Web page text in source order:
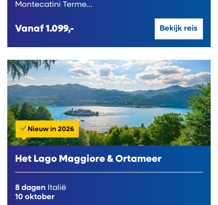
Montecatini Terme...
Vanaf 1.099,- Bekijk reis
Nieuw in 2026
Het Lago Maggiore & Ortameer
8 dagen Italië
10 oktober